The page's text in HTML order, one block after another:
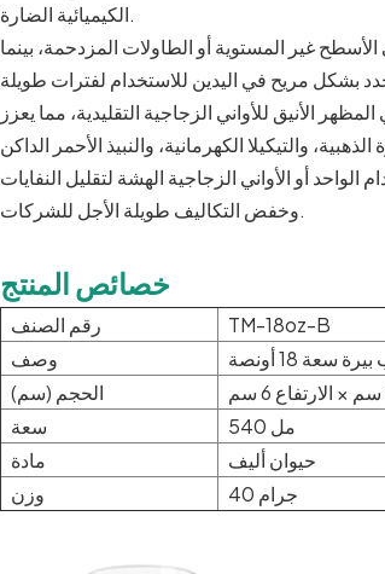
الكيميائية الضارة.
غير المستوية أو الطاولات المزدحمة، بينما
الأنيق للأواني الزجاجية التقليدية، مما يعزز
الواحد أو الأواني الزجاجية الهشة لتقليل النفايات
وخفض التكاليف طويلة الأجل للشركات.
خصائص المنتج
رقم الصنف
TM-18oz-B
وصف
سعة 18 أونصة
الحجم (سم)
سعة
540 مل
مادة
حيوان أليف
وزن
40 جرام